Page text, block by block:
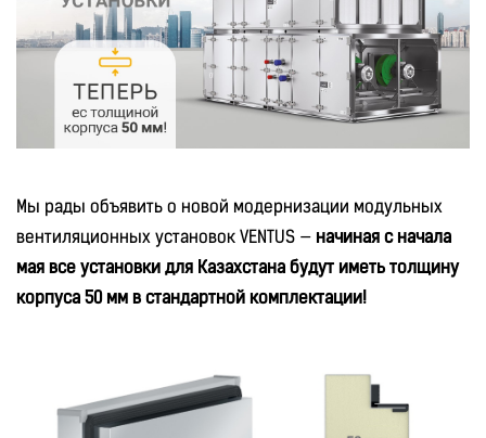
Мы рады объявить о новой модернизации модульных
вентиляционных установок VENTUS — начиная с начала
мая все установки для Казахстана будут иметь толщину
корпуса 50 мм в стандартной комплектации!